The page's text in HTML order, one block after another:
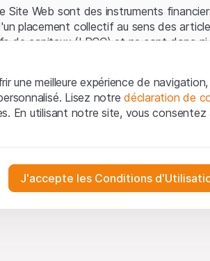
Site Web sont des instruments
placement collectif au sens des
de capitaux (LPCC) et ne sont donc ni
financiers (FINMA) ni enregistrés
juridiques
AG (ci-après "Site Web"), vous
juridiques, les notes
exemple, les droits d'auteur, de
une meilleure expérience de
Lisez notredéclaration de
En utilisant notre site, vous consentez
du site Internet et ne peuvent pas
J'accepte les Conditions